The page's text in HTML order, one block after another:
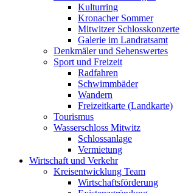
Kulturring
Kronacher Sommer
Mitwitzer Schlosskonzerte
Galerie im Landratsamt
Denkmäler und Sehenswertes
Sport und Freizeit
Radfahren
Schwimmbäder
Wandern
Freizeitkarte (Landkarte)
Tourismus
Wasserschloss Mitwitz
Schlossanlage
Vermietung
Wirtschaft und Verkehr
Kreisentwicklung Team
Wirtschaftsförderung